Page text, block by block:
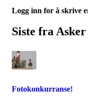
Logg inn for å skrive
Siste fra
Fotokonkurranse!